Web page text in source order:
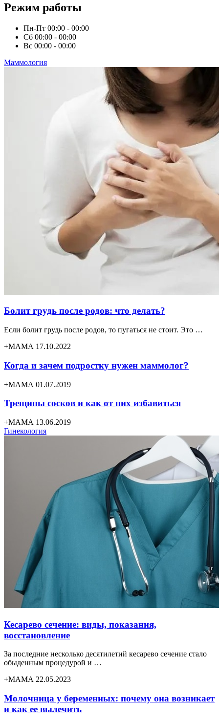
Режим работы
Пн-Пт 00:00 - 00:00
Сб 00:00 - 00:00
Вс 00:00 - 00:00
Маммология
Болит грудь после родов: что делать?
Если болит грудь после родов, то пугаться не стоит. Это …
+МАМА 17.10.2022
Когда и зачем подростку нужен маммолог?
+МАМА 01.07.2019
Трещины сосков и как от них избавиться
+МАМА 13.06.2019
Гинекология
Кесарево сечение: виды, показания,
восстановление
За последние несколько десятилетий кесарево сечение стало
обыденным процедурой и …
+МАМА 22.05.2023
Молочница у беременных: почему она возникает
и как ее вылечить